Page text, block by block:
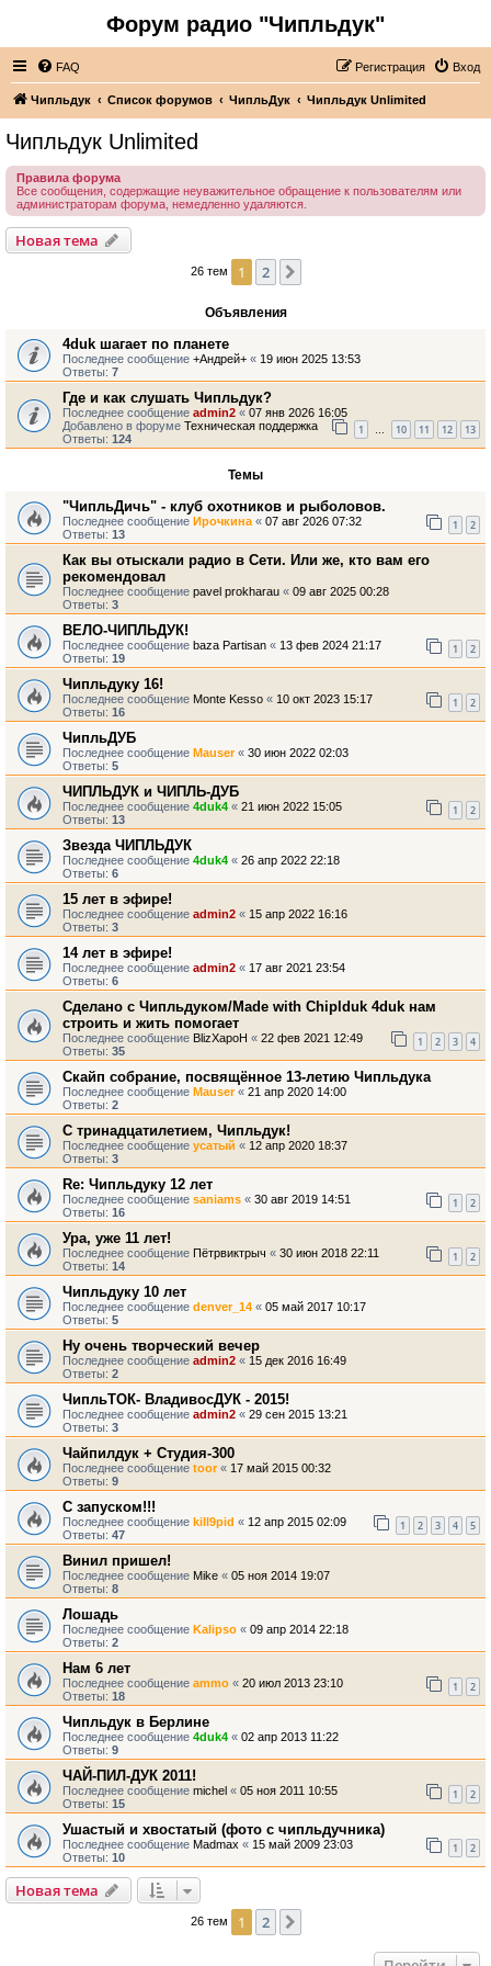
Форум радио "Чипльдук"
FAQ Вход
Регистрация
Чипльдук Список форумов ЧипльДук Чипльдук Unlimited
Чипльдук Unlimited
Правила форума
Все сообщения, содержащие неуважительное обращение к пользователям или
администраторам форума, немедленно удаляются.
Новая тема
26 тем 1 2
Объявления
4duk шагает по планете
Последнее сообщение +Андрей+ « 19 июн 2025 13:53
Ответы: 7
Где и как слушать Чипльдук?
Последнее сообщение admin2 « 07 янв 2026 16:05
Добавлено в форуме Техническая поддержка
Ответы: 124
1 … 10 11 12 13
Темы
"ЧипльДичь" - клуб охотников и рыболовов.
Последнее сообщение Ирочкина « 07 авг 2026 07:32
Ответы: 13
1 2
Как вы отыскали радио в Сети. Или же, кто вам его
рекомендовал
Последнее сообщение pavel prokharau « 09 авг 2025 00:28
Ответы: 3
ВЕЛО-ЧИПЛЬДУК!
Последнее сообщение baza Partisan « 13 фев 2024 21:17
Ответы: 19
1 2
Чипльдуку 16!
Последнее сообщение Monte Kesso « 10 окт 2023 15:17
Ответы: 16
1 2
ЧипльДУБ
Последнее сообщение Mauser« 30 июн 2022 02:03
Ответы: 5
ЧИПЛЬДУК и ЧИПЛЬ-ДУБ
Последнее сообщение 4duk4 « 21 июн 2022 15:05
Ответы: 13
1 2
Звезда ЧИПЛЬДУК
Последнее сообщение 4duk4 « 26 апр 2022 22:18
Ответы: 6
15 лет в эфире!
Последнее сообщение admin2 « 15 апр 2022 16:16
Ответы: 3
14 лет в эфире!
Последнее сообщение admin2 « 17 авг 2021 23:54
Ответы: 6
Сделано с Чипльдуком/Made with Chiplduk 4duk нам
строить и жить помогает
Последнее сообщение BlizXapoH « 22 фев 2021 12:49
Ответы: 35
1 2 3 4
Скайп собрание, посвящённое 13-летию Чипльдука
Последнее сообщение Mauser« 21 апр 2020 14:00
Ответы: 2
С тринадцатилетием, Чипльдук!
Последнее сообщение усатый « 12 апр 2020 18:37
Ответы: 3
Re: Чипльдуку 12 лет
Последнее сообщение saniams « 30 авг 2019 14:51
Ответы: 16
1 2
Ура, уже 11 лет!
Последнее сообщение Пётрвиктрыч « 30 июн 2018 22:11
Ответы: 14
1 2
Чипльдуку 10 лет
Последнее сообщение denver_14 « 05 май 2017 10:17
Ответы: 5
Ну очень творческий вечер
Последнее сообщение admin2 « 15 дек 2016 16:49
Ответы: 2
ЧипльТОК- ВладивосДУК - 2015!
Последнее сообщение admin2 « 29 сен 2015 13:21
Ответы: 3
Чайпилдук + Студия-300
Последнее сообщение toor « 17 май 2015 00:32
Ответы: 9
С запуском!!!
Последнее сообщение kill9pid « 12 апр 2015 02:09
Ответы: 47
1 2 3 4 5
Винил пришел!
Последнее сообщение Mike « 05 ноя 2014 19:07
Ответы: 8
Лошадь
Последнее сообщение Kalipso « 09 апр 2014 22:18
Ответы: 2
Нам 6 лет
Последнее сообщение ammo « 20 июл 2013 23:10
Ответы: 18
1 2
Чипльдук в Берлине
Последнее сообщение 4duk4 « 02 апр 2013 11:22
Ответы: 9
ЧАЙ-ПИЛ-ДУК 2011!
Последнее сообщение michel « 05 ноя 2011 10:55
Ответы: 15
1 2
Ушастый и хвостатый (фото с чипльдучника)
Последнее сообщение Madmax « 15 май 2009 23:03
Ответы: 10
1 2
Новая тема
26 тем 1 2